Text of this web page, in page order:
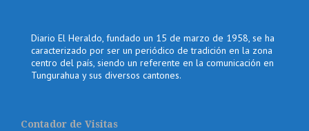
Diario El Heraldo, fundado un 15 de marzo de 1958, se ha
caracterizado por ser un periódico de tradición en la zona
centro del país, siendo un referente en la comunicación en
Tungurahua y sus diversos cantones.
Contador de Visitas